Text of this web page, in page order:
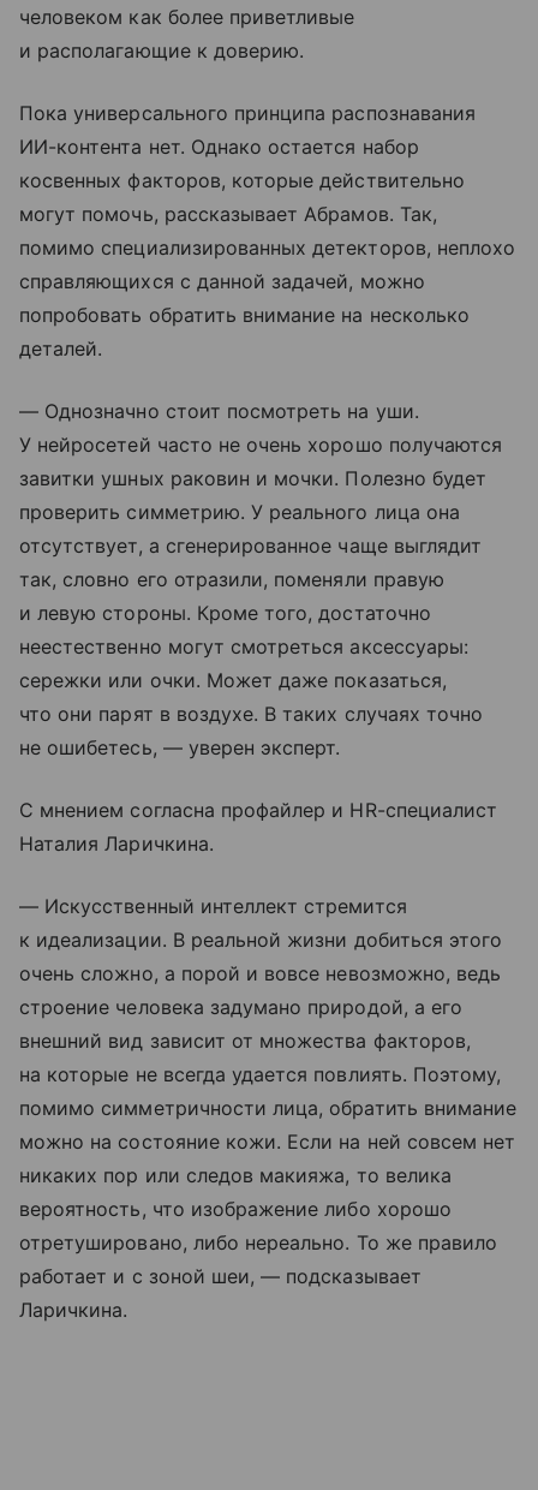
человеком как более приветливые
и располагающие к доверию.
Пока универсального принципа распознавания
ИИ-контента нет. Однако остается набор
косвенных факторов, которые действительно
могут помочь, рассказывает Абрамов. Так,
помимо специализированных детекторов, неплохо
справляющихся с данной задачей, можно
попробовать обратить внимание на несколько
деталей.
— Однозначно стоит посмотреть на уши.
У нейросетей часто не очень хорошо получаются
завитки ушных раковин и мочки. Полезно будет
проверить симметрию. У реального лица она
отсутствует, а сгенерированное чаще выглядит
так, словно его отразили, поменяли правую
и левую стороны. Кроме того, достаточно
неестественно могут смотреться аксессуары:
сережки или очки. Может даже показаться,
что они парят в воздухе. В таких случаях точно
не ошибетесь, — уверен эксперт.
С мнением согласна профайлер и HR-специалист
Наталия Ларичкина.
— Искусственный интеллект стремится
к идеализации. В реальной жизни добиться этого
очень сложно, а порой и вовсе невозможно, ведь
строение человека задумано природой, а его
внешний вид зависит от множества факторов,
на которые не всегда удается повлиять. Поэтому,
помимо симметричности лица, обратить внимание
можно на состояние кожи. Если на ней совсем нет
никаких пор или следов макияжа, то велика
вероятность, что изображение либо хорошо
отретушировано, либо нереально. То же правило
работает и с зоной шеи, — подсказывает
Ларичкина.